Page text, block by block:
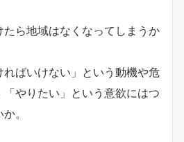
ら地域はなくなってしまうか
ばいけない」という動機や危
やりたい」という意欲にはつ
。